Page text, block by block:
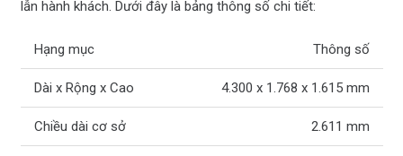
lẫn hành khách. Dưới đây là bảng thông số chi tiết:
Hạng mục Thông số
Dài x Rộng x Cao 4.300 x 1.768 x 1.615 mm
Chiều dài cơ sở 2.611 mm